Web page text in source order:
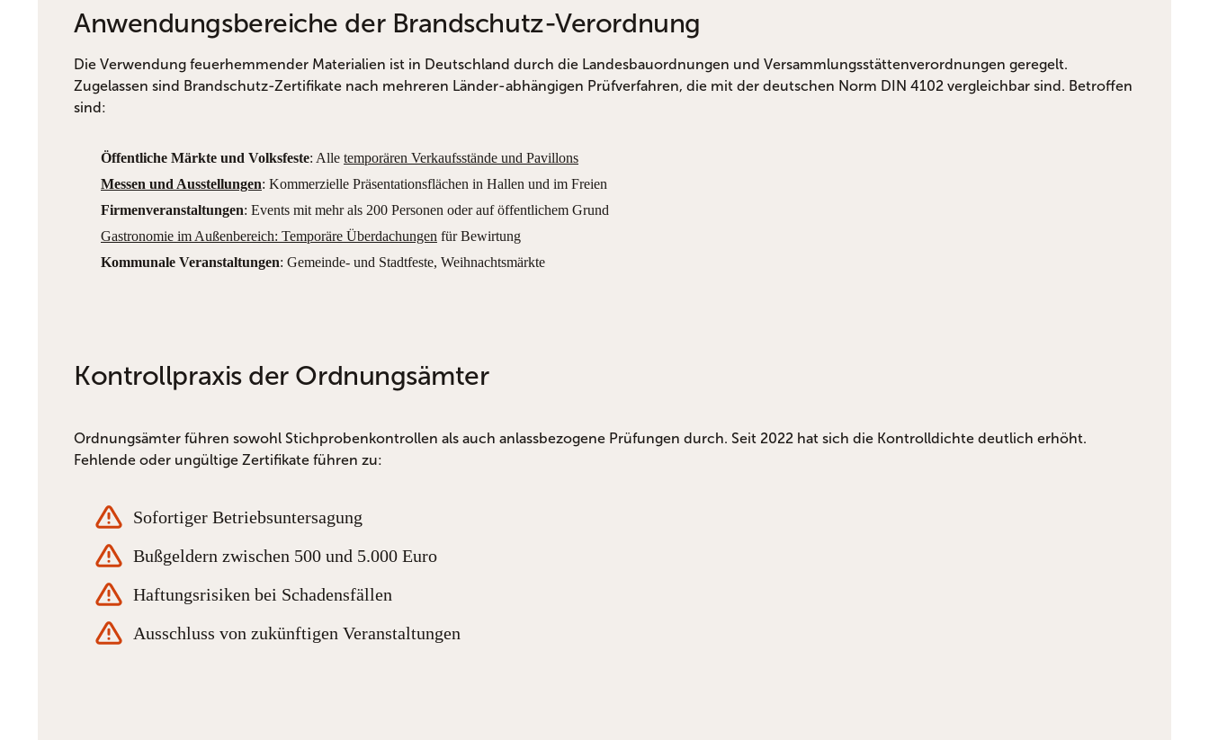
Anwendungsbereiche der Brandschutz-Verordnung
Die Verwendung feuerhemmender Materialien ist in Deutschland durch die Landesbauordnungen und Versammlungsstättenverordnungen geregelt.
Zugelassen sind Brandschutz-Zertifikate nach mehreren Länder-abhängigen Prüfverfahren, die mit der deutschen Norm DIN 4102 vergleichbar sind. Betroffen
sind:
Öffentliche Märkte und Volksfeste: Alle temporären Verkaufsstände und Pavillons
Messen und Ausstellungen: Kommerzielle Präsentationsflächen in Hallen und im Freien
Firmenveranstaltungen: Events mit mehr als 200 Personen oder auf öffentlichem Grund
Gastronomie im Außenbereich: Temporäre Überdachungen für Bewirtung
Kommunale Veranstaltungen: Gemeinde- und Stadtfeste, Weihnachtsmärkte
Kontrollpraxis der Ordnungsämter
Ordnungsämter führen sowohl Stichprobenkontrollen als auch anlassbezogene Prüfungen durch. Seit 2022 hat sich die Kontrolldichte deutlich erhöht.
Fehlende oder ungültige Zertifikate führen zu:
Sofortiger Betriebsuntersagung
Bußgeldern zwischen 500 und 5.000 Euro
Haftungsrisiken bei Schadensfällen
Ausschluss von zukünftigen Veranstaltungen